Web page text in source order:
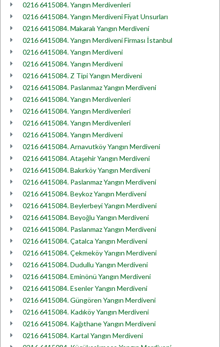
0216 6415084. Yangın Merdivenleri
0216 6415084. Yangın Merdiveni Fiyat Unsurları
0216 6415084. Makaralı Yangın Merdiveni
0216 6415084. Yangın Merdiveni Firması İstanbul
0216 6415084. Yangın Merdiveni
0216 6415084. Yangın Merdiveni
0216 6415084. Z Tipi Yangın Merdiveni
0216 6415084. Paslanmaz Yangın Merdiveni
0216 6415084. Yangın Merdivenleri
0216 6415084. Yangın Merdivenleri
0216 6415084. Yangın Merdivenleri
0216 6415084. Yangın Merdiveni
0216 6415084. Arnavutköy Yangın Merdiveni
0216 6415084. Ataşehir Yangın Merdiveni
0216 6415084. Bakırköy Yangın Merdiveni
0216 6415084. Paslanmaz Yangın Merdiveni
0216 6415084. Beykoz Yangın Merdiveni
0216 6415084. Beylerbeyi Yangın Merdiveni
0216 6415084. Beyoğlu Yangın Merdiveni
0216 6415084. Paslanmaz Yangın Merdiveni
0216 6415084. Çatalca Yangın Merdiveni
0216 6415084. Çekmeköy Yangın Merdiveni
0216 6415084. Dudullu Yangın Merdiveni
0216 6415084. Eminönü Yangın Merdiveni
0216 6415084. Esenler Yangın Merdiveni
0216 6415084. Güngören Yangın Merdiveni
0216 6415084. Kadıköy Yangın Merdiveni
0216 6415084. Kağıthane Yangın Merdiveni
0216 6415084. Kartal Yangın Merdiveni